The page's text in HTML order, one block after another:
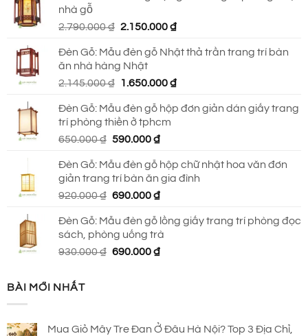
690.000 ₫.
nhà gỗ
2.790.000₫ Giá
là:
2.790.000 ₫.
2.150.000₫Giá
tại
2.150.000 ₫.
Đèn Gỗ: Mẫu đèn gỗ Nhật thả trần trang trí bàn
ăn nhà hàng Nhật
2.145.000₫
Giá
là:
2.145.000 ₫.
1.650.000₫Giá
tại
Đèn Gỗ: Mẫu đèn gỗ hộp đơn giản dán giấy trang
trí phòng thiền ở tphcm
650.000₫ Giá
là:
650.000 ₫.
590.000₫Giá
tại
là:
590.000 ₫.
Đèn Gỗ: Mẫu đèn gỗ hộp chữ nhật hoa văn đơn
giản trang trí bàn ăn gia đình
920.000₫ Giá
là:
920.000 ₫.
690.000₫Giá
tại
là:
690.000 ₫.
Đèn Gỗ: Mẫu đèn gỗ lồng giấy trang trí phòng đọc
sách, phòng uống trà
930.000₫ Giá
690.000₫Giá
BÀI MỚI NHẤT
Mua Giỏ Mây Tre Đan Ở Đâu Hà Nội? Top 3 Địa Chỉ,